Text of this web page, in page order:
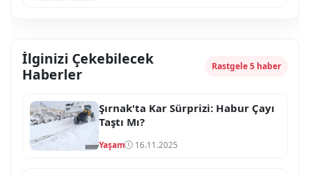
İlginizi Çekebilecek
Haberler
Rastgele 5 haber
Şırnak'ta Kar Sürprizi: Habur Çayı
Taştı Mı?
Yaşam 16.11.2025